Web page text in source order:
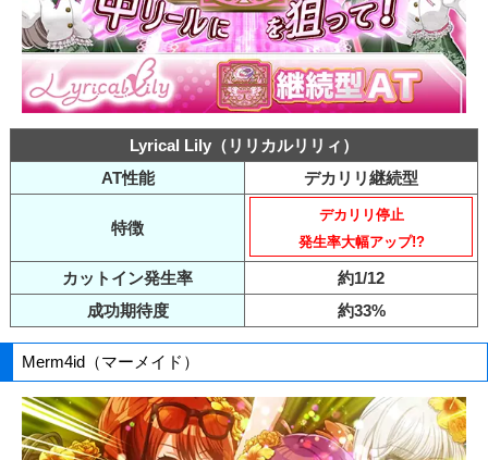
Lyrical Lily（リリカルリリィ）
AT性能
デカリリ継続型
特徴
デカリリ停止
発生率大幅アップ!?
カットイン発生率
約1/12
成功期待度
約33%
Merm4id（マーメイド）